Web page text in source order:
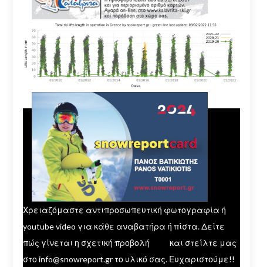
Χρειαζόμαστε αντιπροσωπευτική φωτογραφία ή
youtube video για κάθε αναβατήρα ή πίστα. Δείτε
πώς γίνεται η σχετική προβολή
και στείλτε μας
στο info@snowreport.gr το υλικό σας. Ευχαριστούμε!!